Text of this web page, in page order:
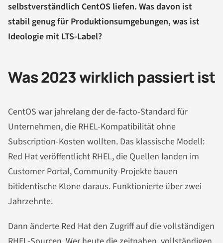
selbstverständlich CentOS liefen. Was davon ist
stabil genug für Produktionsumgebungen, was ist
Ideologie mit LTS-Label?
Was 2023 wirklich passiert ist
CentOS war jahrelang der de-facto-Standard für
Unternehmen, die RHEL-Kompatibilität ohne
Subscription-Kosten wollten. Das klassische Modell:
Red Hat veröffentlicht RHEL, die Quellen landen im
Customer Portal, Community-Projekte bauen
bitidentische Klone daraus. Funktionierte über zwei
Jahrzehnte.
Dann änderte Red Hat den Zugriff auf die vollständigen